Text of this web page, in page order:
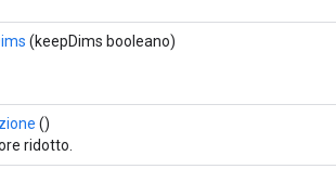
(keepDims booleano)
()
ridotto.